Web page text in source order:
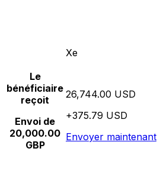
Xe
Le
bénéficiaire
reçoit
Envoi de
20,000.00
GBP
26,744.00 USD
+375.79 USD
Envoyer maintenant